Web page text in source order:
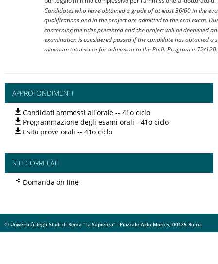
Candidates who have obtained a grade of at least 36/60 in the
qualifications and in the project are admitted to the oral exam.
concerning the titles presented and the project will be deepened
examination is considered passed if the candidate has obtained a
minimum total score for admission to the Ph.D. Program is 72/120.
APPROFONDIMENTI
Candidati ammessi all'orale -- 41o ciclo
Programmazione degli esami orali - 41o ciclo
Esito prove orali -- 41o ciclo
SITI CORRELATI
Domanda on line
© Università degli Studi di Roma "La Sapienza" - Piazzale Aldo Moro 5, 00185 Roma